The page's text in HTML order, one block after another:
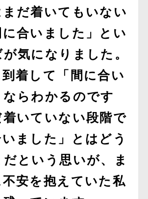
だ着いてもいない
合いました」とい
気になりました。
着して「間に合い
ならわかるのです
いていない段階で
いました」とはどう
という思いが、ま
安を抱えていた私